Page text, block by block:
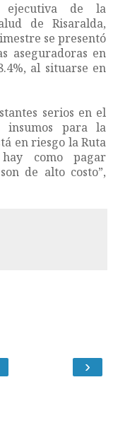
ejecutiva de la
de Risaralda,
se presentó
aseguradoras en
al situarse en
serios en el
para la
en riesgo la Ruta
como pagar
de alto costo”,
›